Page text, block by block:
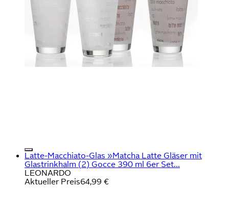
Latte-Macchiato-Glas »Matcha Latte Gläser mit
Glastrinkhalm (2) Gocce 390 ml 6er Set...
LEONARDO
Aktueller Preis64,99 €